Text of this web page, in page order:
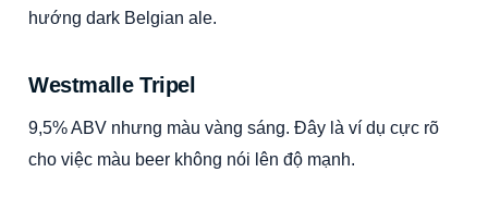
hướng dark Belgian ale.
Westmalle Tripel
9,5% ABV nhưng màu vàng sáng. Đây là ví dụ cực rõ
cho việc màu beer không nói lên độ mạnh.